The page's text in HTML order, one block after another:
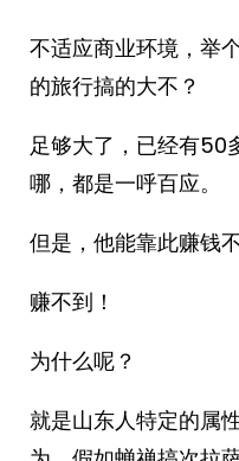
不适应商业环境，举
的旅行搞的大不？
足够大了，已经有50
哪，都是一呼百应。
但是，他能靠此赚钱
赚不到！
为什么呢？
就是山东人特定的属